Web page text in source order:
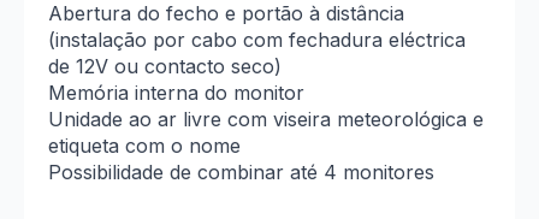
Abertura do fecho e portão à distância
(instalação por cabo com fechadura eléctrica
de 12V ou contacto seco)
Memória interna do monitor
Unidade ao ar livre com viseira meteorológica e
etiqueta com o nome
Possibilidade de combinar até 4 monitores